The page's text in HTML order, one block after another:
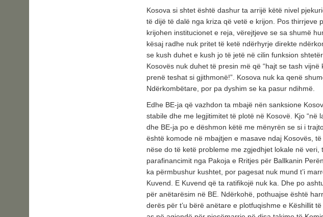
Kosova si shtet është dashur ta arrijë këtë nivel
të dijë të dalë nga kriza që vetë e krijon. Pos thirrjeve
krijohen institucionet e reja, vërejtjeve se sa shumë
kësaj radhe nuk pritet të ketë ndërhyrje direkte
se kush duhet e kush jo të jetë në cilin funksion
Kosovës nuk duhet të presin më që “hajt se tash
prenë teshat si gjithmonë!”. Kosova nuk ka qenë
Ndërkombëtare, por pa dyshim se ka pasur ndihmë.
Edhe BE-ja që vazhdon ta mbajë nën sanksione
stabile dhe me legjitimitet të plotë në Kosovë. Kjo “në
dhe BE-ja po e dëshmon këtë me mënyrën se si i
është komode në mbajtjen e masave ndaj Kosovës,
nëse do të ketë probleme me zgjedhjet lokale në veri,
parafinancimit nga Pakoja e Rritjes për Ballkanin
ka përmbushur kushtet, por pagesat nuk mund t’i
Kuvend. E Kuvend që ta ratifikojë nuk ka. Dhe po
për anëtarësim në BE. Ndërkohë, pothuajse është
derës për t’u bërë anëtare e plotfuqishme e Këshillit